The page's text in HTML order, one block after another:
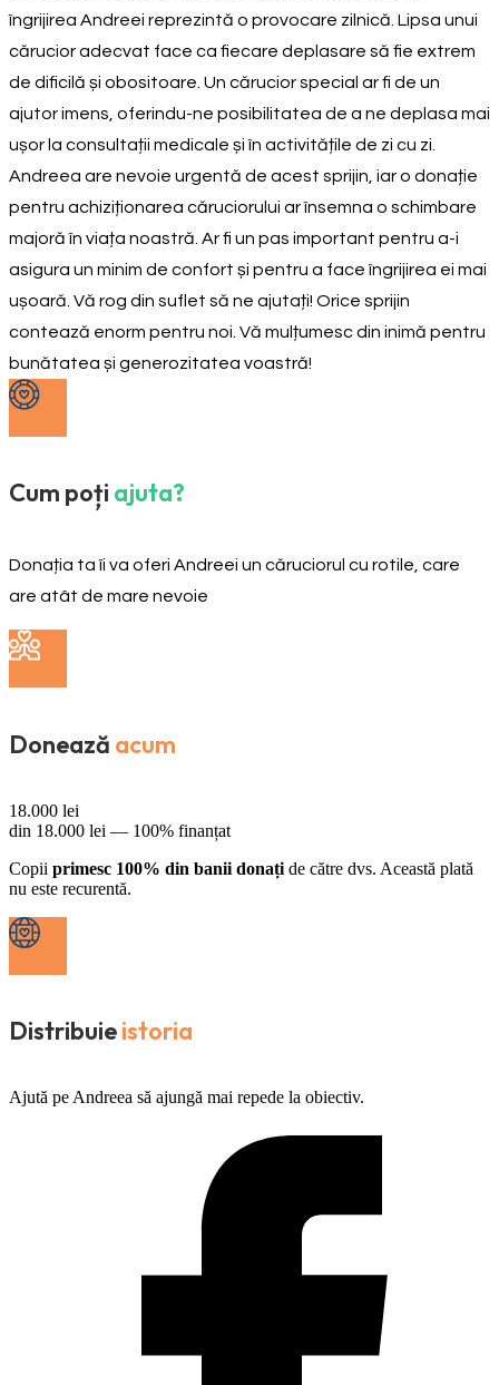
îngrijirea Andreei reprezintă o provocare zilnică. Lipsa unui
cărucior adecvat face ca fiecare deplasare să fie extrem
de dificilă și obositoare. Un cărucior special ar fi de un
ajutor imens, oferindu-ne posibilitatea de a ne deplasa mai
ușor la consultații medicale și în activitățile de zi cu zi.
Andreea are nevoie urgentă de acest sprijin, iar o donație
pentru achiziționarea căruciorului ar însemna o schimbare
majoră în viața noastră. Ar fi un pas important pentru a-i
asigura un minim de confort și pentru a face îngrijirea ei mai
ușoară. Vă rog din suflet să ne ajutați! Orice sprijin
contează enorm pentru noi. Vă mulțumesc din inimă pentru
bunătatea și generozitatea voastră!
Cum poți ajuta?
Donația ta îi va oferi Andreei un căruciorul cu rotile, care
are atât de mare nevoie
Donează acum
18.000 lei
din 18.000 lei — 100% finanțat
Copii primesc 100% din banii donați de către dvs. Această plată
nu este recurentă.
Distribuieistoria
Ajută pe Andreea să ajungă mai repede la obiectiv.